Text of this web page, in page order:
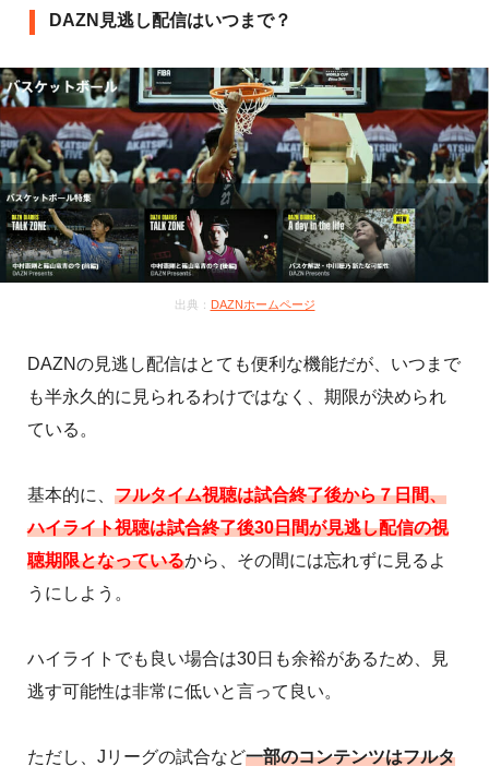
DAZN見逃し配信はいつまで？
出典： DAZNホームページ
DAZNの見逃し配信はとても便利な機能だが、いつまで
も半永久的に見られるわけではなく、期限が決められ
ている。
基本的に、 フルタイム視聴は試合終了後から７日間、
ハイライト視聴は試合終了後30日間が見逃し配信の視
聴期限となっているから、その間には忘れずに見るよ
うにしよう。
ハイライトでも良い場合は30日も余裕があるため、見
逃す可能性は非常に低いと言って良い。
ただし、Jリーグの試合など一部のコンテンツはフルタ